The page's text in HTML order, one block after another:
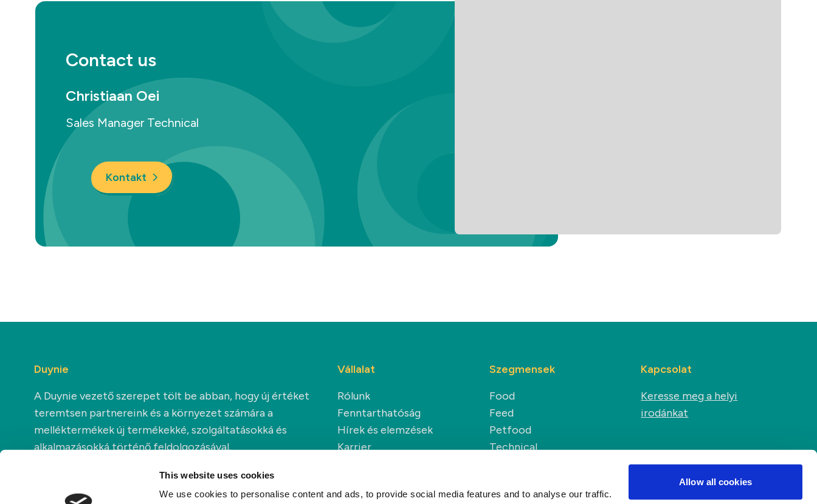
This website uses cookies
We use cookies to personalise content and ads, to provide social media features and to analyse our traffic.
Allow all cookies
Contact us
Christiaan Oei
Sales Manager Technical
Kontakt
Duynie
A Duynie vezető szerepet tölt be abban, hogy új értéket
teremtsen partnereink és a környezet számára a
melléktermékek új termékekké, szolgáltatásokká és
alkalmazásokká történő feldolgozásával.
Vállalat
Rólunk
Fenntarthatóság
Hírek és elemzések
Karrier
Szegmensek
Food
Feed
Petfood
Technical
Kapcsolat
Keresse meg a helyi
irodánkat